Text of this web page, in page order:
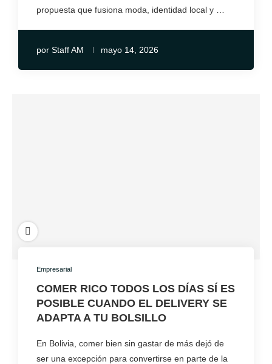
propuesta que fusiona moda, identidad local y …
por Staff AM mayo 14, 2026
Empresarial
COMER RICO TODOS LOS DÍAS SÍ ES
POSIBLE CUANDO EL DELIVERY SE
ADAPTA A TU BOLSILLO
En Bolivia, comer bien sin gastar de más dejó de
ser una excepción para convertirse en parte de la